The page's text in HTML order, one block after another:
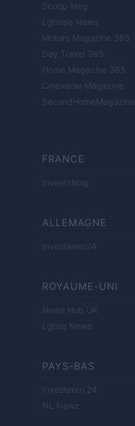
Scoop Mag
Lgbtqia News
Motors Magazine 365
Day Travel 365
Home Magazine 365
Cineverse Magazine
SecondHomeMagazine
FRANCE
InvestirMag
ALLEMAGNE
Investieren24
ROYAUME-UNI
News Hub UK
Lgbtq News
PAYS-BAS
Investeren 24
NL Newz